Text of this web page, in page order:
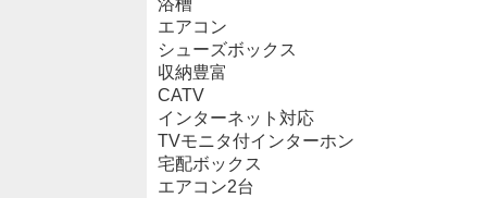
エアコン
シューズボックス
収納豊富
CATV
インターネット対応
TVモニタ付インターホン
宅配ボックス
エアコン2台